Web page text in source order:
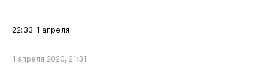
22:33 1 апреля
1 апреля 2020, 21:31